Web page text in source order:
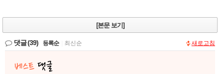
[본문 보기]
댓글(39) 등록순 최신순 새로고침